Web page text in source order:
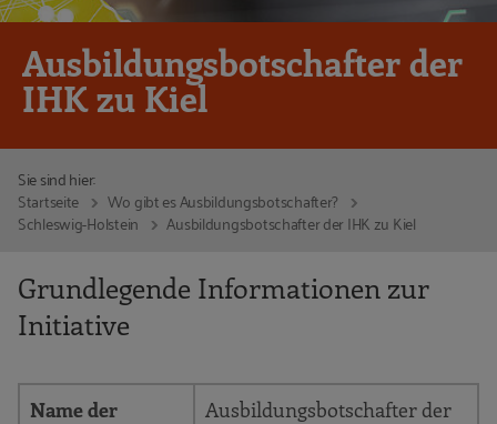
Ausbildungsbotschafter der
IHK zu Kiel
Sie sind hier:
Startseite
Wo gibt es Ausbildungsbotschafter?
Schleswig-Holstein
Ausbildungsbotschafter der IHK zu Kiel
Grundlegende Informationen zur
Initiative
Name der
Ausbildungsbotschafter der